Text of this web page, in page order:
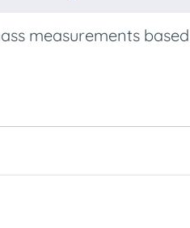
measurements